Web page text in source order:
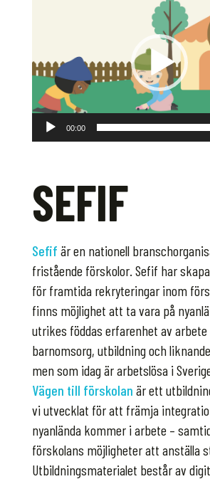
00:00
SEFIF
Sefif är en nationell
fristående förskolor. Sefif har
för framtida rekryteringar inom
finns möjlighet att ta vara på
utrikes föddas erfarenhet av
barnomsorg, utbildning och
men som idag är arbetslösa i
Vägen till förskolan är ett
vi utvecklat för att främja
nyanlända kommer i arbete –
förskolans möjligheter att anställa
Utbildningsmaterialet består av